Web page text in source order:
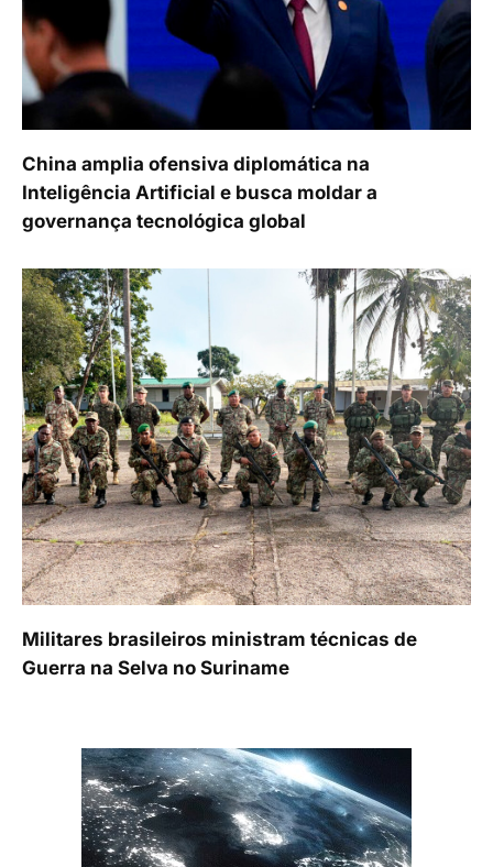
China amplia ofensiva diplomática na
Inteligência Artificial e busca moldar a
governança tecnológica global
Militares brasileiros ministram técnicas de
Guerra na Selva no Suriname